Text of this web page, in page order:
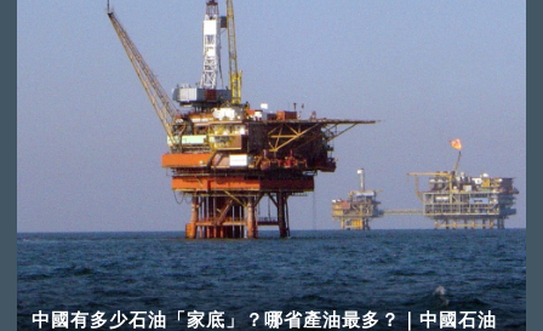
中國有多少石油「家底」？哪省產油最多？｜中國石油